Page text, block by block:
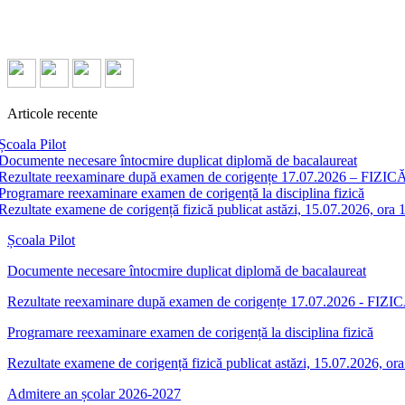
Articole recente
Pilot
necesare întocmire duplicat diplomă de bacalaureat
reexaminare după examen de corigențe 17.07.2026 –
reexaminare examen de corigență la disciplina fizică
examene de corigență fizică publicat astăzi, 15.07.2026, ora
Școala Pilot
Documente necesare întocmire duplicat diplomă de bacalaureat
Rezultate reexaminare după examen de corigențe 17.07.2026 -
Programare reexaminare examen de corigență la disciplina fizică
Rezultate examene de corigență fizică publicat astăzi, 15.07.2026,
Admitere an școlar 2026-2027